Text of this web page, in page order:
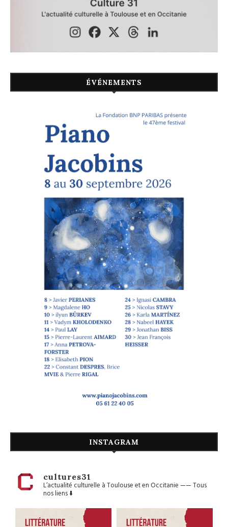
ÉVÉNEMENTS
INSTAGRAM
cultures31
L’actualité culturelle à Toulouse et en Occitanie——Tous
nos liens ⬇️